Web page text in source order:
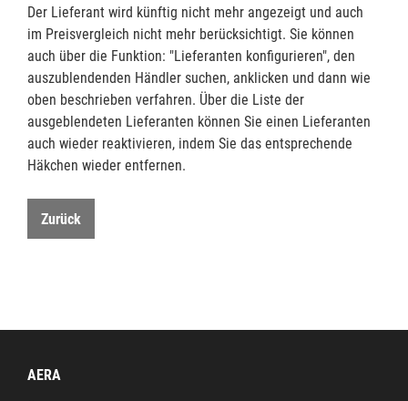
Der Lieferant wird künftig nicht mehr angezeigt und auch
im Preisvergleich nicht mehr berücksichtigt. Sie können
auch über die Funktion: "Lieferanten konfigurieren", den
auszublendenden Händler suchen, anklicken und dann wie
oben beschrieben verfahren. Über die Liste der
ausgeblendeten Lieferanten können Sie einen Lieferanten
auch wieder reaktivieren, indem Sie das entsprechende
Häkchen wieder entfernen.
Zurück
AERA